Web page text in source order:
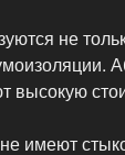
не
высокую
имеют